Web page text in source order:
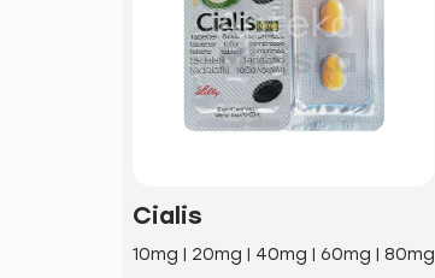
Cialis
10mg | 20mg | 40mg | 60mg | 80mg